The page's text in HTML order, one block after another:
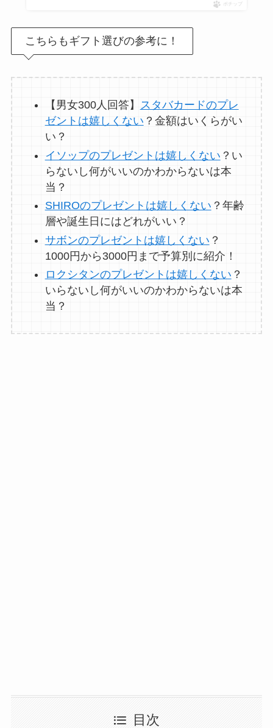
ポチップ
こちらもギフト選びの参考に！
【男女300人回答】 スタバカードのプレ
ゼントは嬉しくない ？金額はいくらがい
い？
イソップのプレゼントは嬉しくない ？い
らないし何がいいのかわからないは本
当？
SHIROのプレゼントは嬉しくない ？年齢
層や誕生日にはどれがいい？
サボンのプレゼントは嬉しくない ？
1000円から3000円まで予算別に紹介！
ロクシタンのプレゼントは嬉しくない ？
いらないし何がいいのかわからないは本
当？
目次